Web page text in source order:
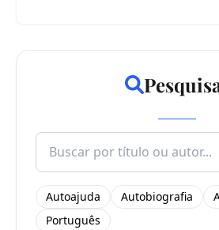
Search
for:
Autoajuda Autobiografia
Português